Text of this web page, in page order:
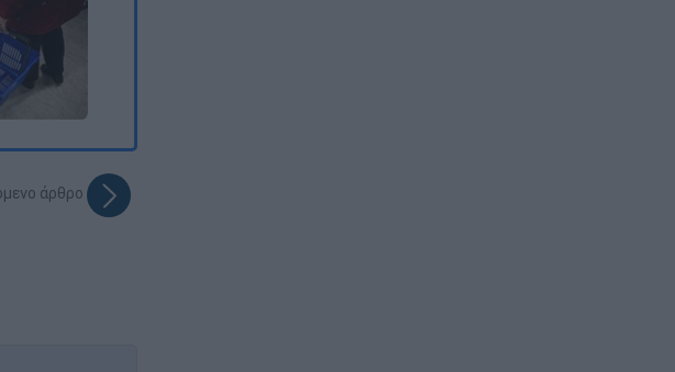
άρθρο